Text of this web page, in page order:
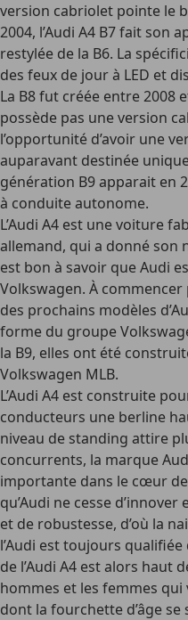
version cabriolet pointe le
2004, l’Audi A4 B7 fait son
restylée de la B6. La
des feux de jour à LED et
La B8 fut créée entre 2008
possède pas une version
l’opportunité d’avoir une
auparavant destinée
génération B9 apparait en
à conduite autonome.
L’Audi A4 est une voiture
allemand, qui a donné son
est bon à savoir que Audi
Volkswagen. À commencer
des prochains modèles
forme du groupe
la B9, elles ont été
Volkswagen MLB.
L’Audi A4 est construite
conducteurs une berline
niveau de standing attire
concurrents, la marque
importante dans le cœur
qu’Audi ne cesse
et de robustesse, d’où la
l’Audi est toujours
de l’Audi A4 est alors haut
hommes et les femmes
dont la fourchette d’âge